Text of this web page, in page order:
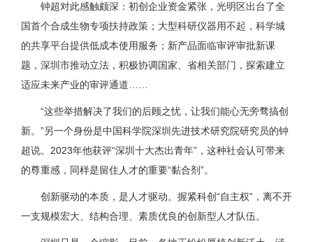
钟超对此感触颇深：初创企业资金紧张，光明区出台了全
国首个合成生物专项扶持政策；大型科研仪器用不起，科学城
的共享平台提供低成本使用服务；新产品面临审评审批新课
题，深圳市推动立法，积极协调国家、省相关部门，探索建立
适应未来产业的审评通道……
“这些举措解决了我们的后顾之忧，让我们能心无旁骛搞创
新。”另一个身份是中国科学院深圳先进技术研究院研究员的钟
超说。2023年他获评“深圳十大杰出青年”，这种社会认可带来
的尊重感，同样是留住人才的重要“黏合剂”。
创新驱动的本质，是人才驱动。握紧科创“自主权”，离不开
一支规模宏大、结构合理、素质优良的创新型人才队伍。